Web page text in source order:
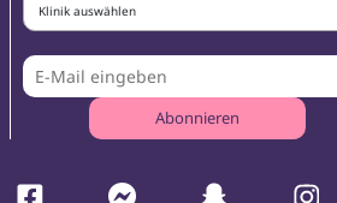
Klinik auswählen
Abonnieren